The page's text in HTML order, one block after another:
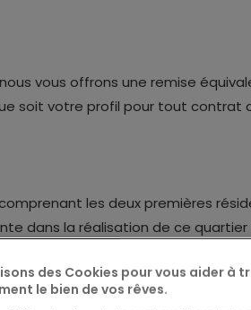
vous offrons une remise
soit votre profil pour tout contrat
les deux premières
dans la réalisation de ce quartier
appartements modernes et
2027. Ce développement
en pleine expansion, alliant
des Cookies pour vous aider à
le bien de vos rêves.